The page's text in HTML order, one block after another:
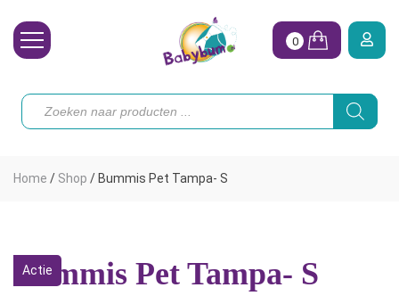
Toebehoren
Onze merken
0
Producten
zoeken
Home / Shop / Bummis Pet Tampa- S
Actie
Bummis Pet Tampa- S